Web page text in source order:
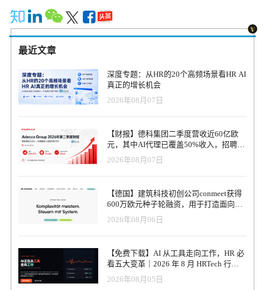
最近文章
深度专题：从HR的20个高频场景看HR AI
真正的增长机会
2026年08月07日
【财报】德科集团二季度营收近60亿欧
元，其中AI代理已覆盖50%收入，招聘服
务进入运营重构阶段
2026年08月07日
【德国】建筑科技初创公司conmeet获得
600万欧元种子轮融资，用于打造面向贸
易和建筑行业的AI操作系统
2026年08月06日
【免费下载】AI 从工具走向工作，HR 必
看五大变革｜2026 年 8 月 HRTech 行业
观察报告
2026年08月05日